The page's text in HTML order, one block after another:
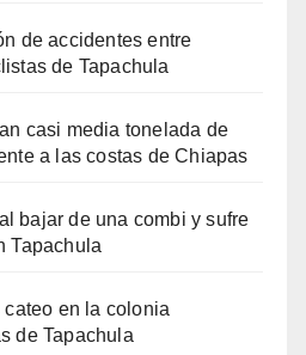
de accidentes entre
de Tapachula
casi media tonelada de
a las costas de Chiapas
bajar de una combi y sufre
Tapachula
en la colonia
de Tapachula